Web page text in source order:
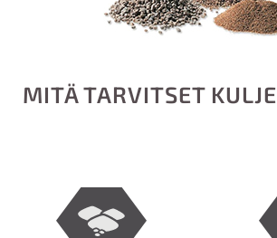
MITÄ TARVITSET